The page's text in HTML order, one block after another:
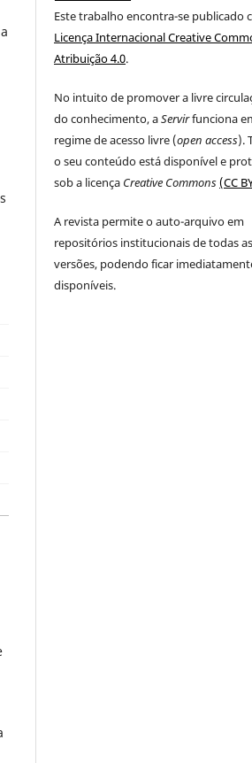
Este trabalho encontra-se publicado
Licença Internacional Creative
Atribuição 4.0.
No intuito de promover a livre
do conhecimento, aServirfunciona
regime de acesso livre (open access).
o seu conteúdo está disponível e
sob a licença Creative Commons(CC
A revista permite o auto-arquivo em
repositórios institucionais de todas
versões, podendo ficar
disponíveis.